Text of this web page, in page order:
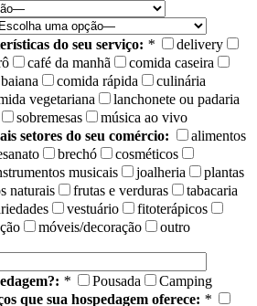
do seu serviço: *
delivery
café da manhã
comida caseira
comida rápida
culinária
vegetariana
lanchonete ou padaria
sobremesas
música ao vivo
setores do seu comércio:
alimentos
brechó
cosméticos
musicais joalheria
plantas
naturais frutas e verduras
tabacaria
vestuário
fitoterápicos
móveis/decoração
outro
* Pousada
Camping
que sua hospedagem oferece: *